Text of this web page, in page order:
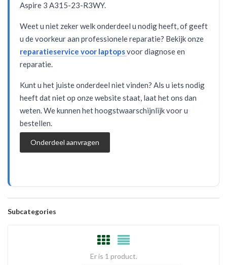
Aspire 3 A315-23-R3WY.
Weet u niet zeker welk onderdeel u nodig heeft, of geeft
u de voorkeur aan professionele reparatie? Bekijk onze
reparatieservice voor laptopsvoor diagnose en
reparatie.
Kunt u het juiste onderdeel niet vinden? Als u iets nodig
heeft dat niet op onze website staat, laat het ons dan
weten. We kunnen het hoogstwaarschijnlijk voor u
bestellen.
Onderdeel aanvragen
Subcategories
Er is 1 product.